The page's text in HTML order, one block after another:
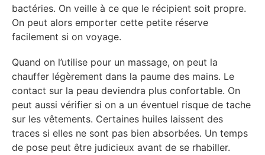
bactéries. On veille à ce que le récipient soit propre.
On peut alors emporter cette petite réserve
facilement si on voyage.
Quand on l’utilise pour un massage, on peut la
chauffer légèrement dans la paume des mains. Le
contact sur la peau deviendra plus confortable. On
peut aussi vérifier si on a un éventuel risque de tache
sur les vêtements. Certaines huiles laissent des
traces si elles ne sont pas bien absorbées. Un temps
de pose peut être judicieux avant de se rhabiller.